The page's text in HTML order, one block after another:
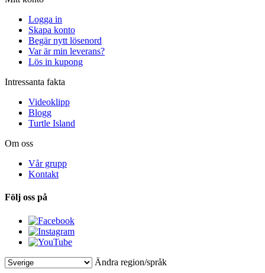
Logga in
Skapa konto
Begär nytt lösenord
Var är min leverans?
Lös in kupong
Intressanta fakta
Videoklipp
Blogg
Turtle Island
Om oss
Vår grupp
Kontakt
Följ oss på
Ändra region/språk